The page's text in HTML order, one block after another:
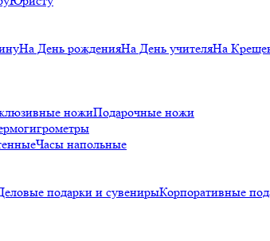
На День рожденияНа День учителяНа
ножиПодарочные ножи
Часы напольные
подарки и сувенирыКорпоративные